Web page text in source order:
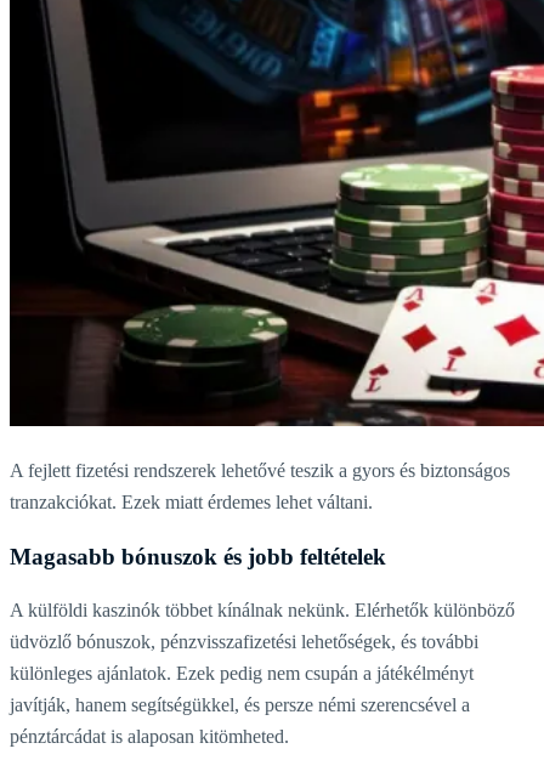
A fejlett fizetési rendszerek lehetővé teszik a gyors és biztonságos
tranzakciókat. Ezek miatt érdemes lehet váltani.
Magasabb bónuszok és jobb feltételek
A külföldi kaszinók többet kínálnak nekünk. Elérhetők különböző
üdvözlő bónuszok, pénzvisszafizetési lehetőségek, és további
különleges ajánlatok. Ezek pedig nem csupán a játékélményt
javítják, hanem segítségükkel, és persze némi szerencsével a
pénztárcádat is alaposan kitömheted.